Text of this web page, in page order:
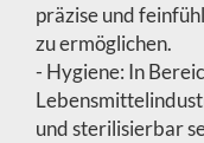
präzise und
zu ermöglichen.
- Hygiene: In
und sterilisierbar